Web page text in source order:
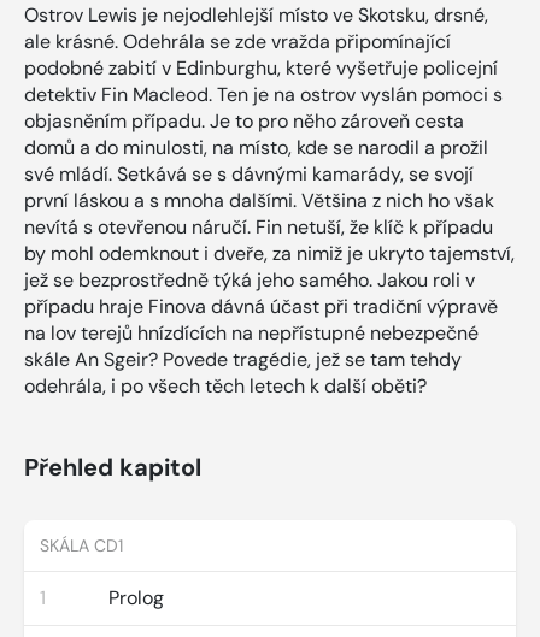
Ostrov Lewis je nejodlehlejší místo ve Skotsku, drsné,
ale krásné. Odehrála se zde vražda připomínající
podobné zabití v Edinburghu, které vyšetřuje policejní
detektiv Fin Macleod. Ten je na ostrov vyslán pomoci s
objasněním případu. Je to pro něho zároveň cesta
domů a do minulosti, na místo, kde se narodil a prožil
své mládí. Setkává se s dávnými kamarády, se svojí
první láskou a s mnoha dalšími. Většina z nich ho však
nevítá s otevřenou náručí. Fin netuší, že klíč k případu
by mohl odemknout i dveře, za nimiž je ukryto tajemství,
jež se bezprostředně týká jeho samého. Jakou roli v
případu hraje Finova dávná účast při tradiční výpravě
na lov terejů hnízdících na nepřístupné nebezpečné
skále An Sgeir? Povede tragédie, jež se tam tehdy
odehrála, i po všech těch letech k další oběti?
Přehled kapitol
SKÁLA CD1
1 Prolog